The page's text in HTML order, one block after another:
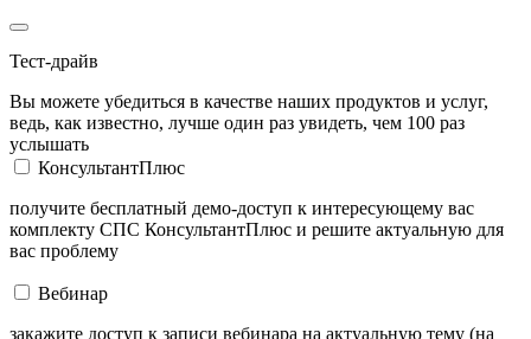
Тест-драйв
Вы можете убедиться в качестве наших продуктов и услуг,
ведь, как известно, лучше один раз увидеть, чем 100 раз
услышать
КонсультантПлюс
получите бесплатный демо-доступ к интересующему вас
комплекту СПС КонсультантПлюс и решите актуальную для
вас проблему
Вебинар
закажите доступ к записи вебинара на актуальную тему (на